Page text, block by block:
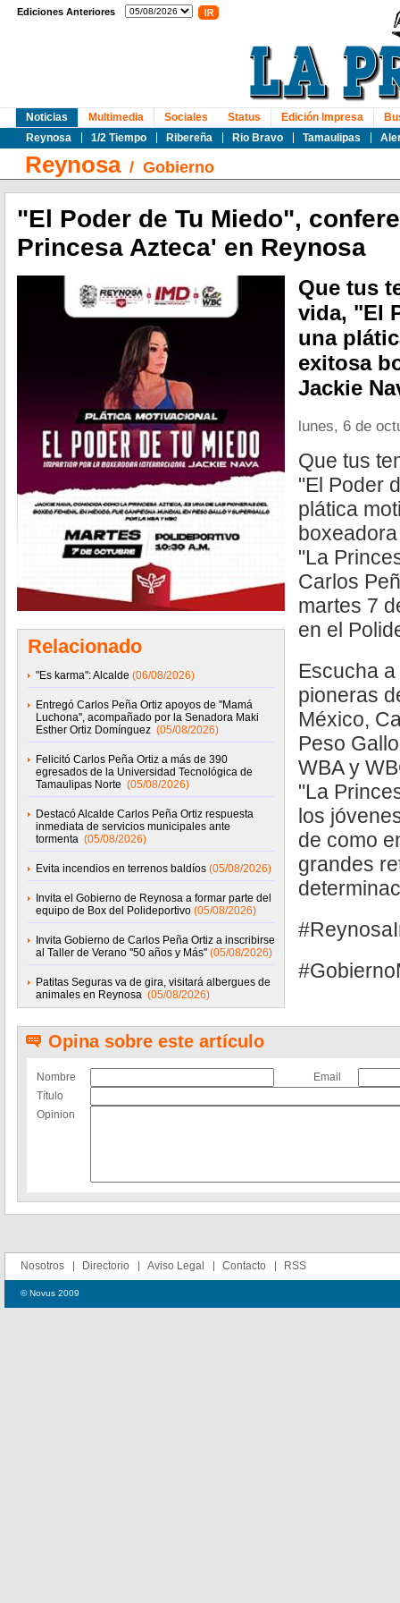
Ediciones Anteriores
Noticias
Reynosa
1/2 Tiempo Ribereña Rio Bravo Tamaulipas
Multimedia Sociales Status Edición Impresa
Reynosa/ Gobierno
"El Poder de Tu Miedo",
Princesa Azteca' en Reynosa
Relacionado
"Es karma": Alcalde (06/08/2026)
Entregó Carlos Peña Ortiz apoyos de ''Mamá
Luchona'', acompañado por la Senadora Maki
Esther Ortiz Domínguez (05/08/2026)
Felicitó Carlos Peña Ortiz a más de 390
egresados de la Universidad Tecnológica de
Tamaulipas Norte (05/08/2026)
Destacó Alcalde Carlos Peña Ortiz respuesta
inmediata de servicios municipales ante
tormenta (05/08/2026)
Evita incendios en terrenos baldíos (05/08/2026)
Invita el Gobierno de Reynosa a formar parte del
equipo de Box del Polideportivo (05/08/2026)
Invita Gobierno de Carlos Peña Ortiz a inscribirse
al Taller de Verano ''50 años y Más'' (05/08/2026)
Patitas Seguras va de gira, visitará albergues de
animales en Reynosa (05/08/2026)
Que tus
vida, "El
una
exitosa
Jackie
lunes, 6 de
Que tus
"El Poder
plática
"La
Carlos
martes 7
en el
Escucha
pioneras
México,
Peso
WBA y
"La
los
de como
grandes
Opina sobre este artículo
Nombre
Email
Título
Opinion
Nosotros Directorio Aviso Legal Contacto RSS
© Novus 2009